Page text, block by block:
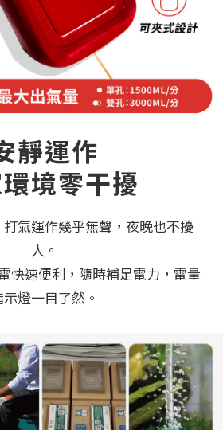
靜運作
境零干擾
氣運作幾乎無聲，夜晚也不擾
人。
快速便利，隨時補足電力，電量
燈一目了然。